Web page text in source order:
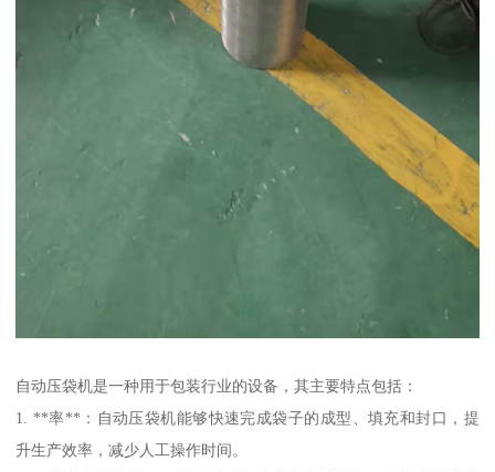
自动压袋机是一种用于包装行业的设备，其主要特点包括：
1. **率**：自动压袋机能够快速完成袋子的成型、填充和封口，提
升生产效率，减少人工操作时间。